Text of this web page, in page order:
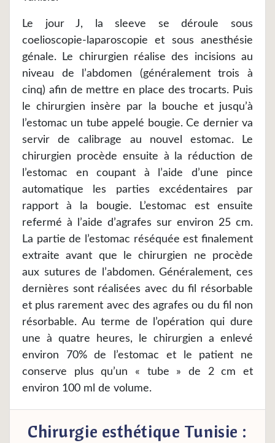
Le jour J, la sleeve se déroule sous
coelioscopie-laparoscopie et sous anesthésie
génale. Le chirurgien réalise des incisions au
niveau de l’abdomen (généralement trois à
cinq) afin de mettre en place des trocarts. Puis
le chirurgien insère par la bouche et jusqu’à
l’estomac un tube appelé bougie. Ce dernier va
servir de calibrage au nouvel estomac. Le
chirurgien procède ensuite à la réduction de
l’estomac en coupant à l’aide d’une pince
automatique les parties excédentaires par
rapport à la bougie. L’estomac est ensuite
refermé à l’aide d’agrafes sur environ 25 cm.
La partie de l’estomac réséquée est finalement
extraite avant que le chirurgien ne procède
aux sutures de l’abdomen. Généralement, ces
dernières sont réalisées avec du fil résorbable
et plus rarement avec des agrafes ou du fil non
résorbable. Au terme de l’opération qui dure
une à quatre heures, le chirurgien a enlevé
environ 70% de l’estomac et le patient ne
conserve plus qu’un « tube » de 2 cm et
environ 100 ml de volume.
Chirurgie esthétique Tunisie :